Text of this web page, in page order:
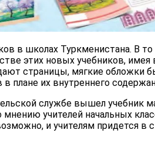
в школах Туркменистана. В
этих новых учебников, имея
страницы, мягкие обложки
плане их внутреннего
службе вышел учебник
учителей начальных
и учителям придется в